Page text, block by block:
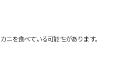
を食べている可能性があります。